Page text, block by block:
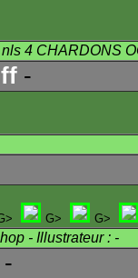
4 CHARDONS
-
G> G>
- Illustrateur : -
-